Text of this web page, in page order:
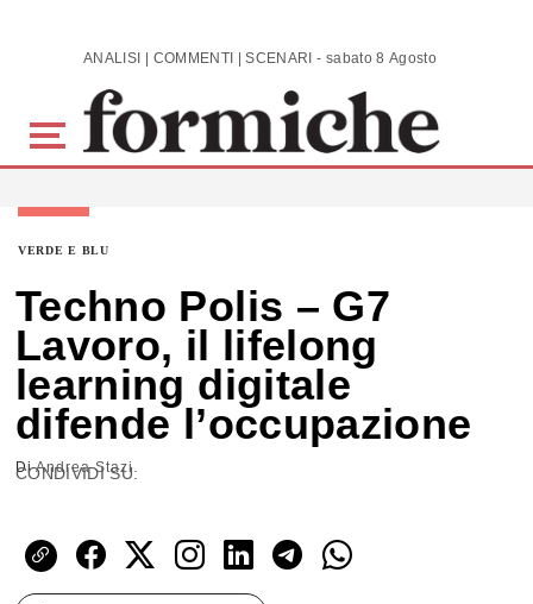
Skip to main content ANALISI | COMMENTI | SCENARI - sabato 8 Agosto 2026
VERDE E BLU
Techno Polis – G7
Lavoro, il lifelong
learning digitale
difende l’occupazione
DiAndrea Stazi
CONDIVIDI SU: